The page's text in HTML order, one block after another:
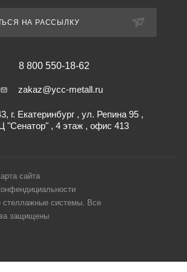
НА РАССЫЛКУ
8 800 550-18-62
zakaz@ycc-metall.ru
г. Екатеринбург , ул. Репина 95 ,
"Сенатор" , 4 этаж , офис 413
сайта
стеллажные системы. Все
защищены